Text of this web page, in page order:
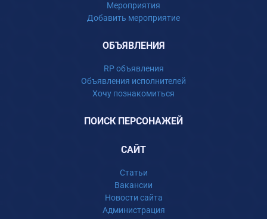
Мероприятия
Добавить мероприятие
ОБЪЯВЛЕНИЯ
RP объявления
Объявления исполнителей
Хочу познакомиться
ПОИСК ПЕРСОНАЖЕЙ
САЙТ
Статьи
Вакансии
Новости сайта
Администрация